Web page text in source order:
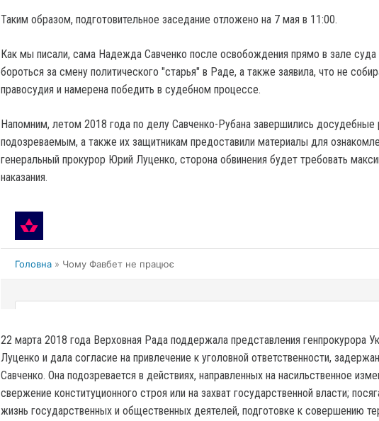
Таким образом, подготовительное заседание отложено на 7 мая в 11:00.
Как мы писали, сама Надежда Савченко после освобождения прямо в зале
бороться за смену политического "старья" в Раде, а также заявила, что не
правосудия и намерена победить в судебном процессе.
Напомним, летом 2018 года по делу Савченко-Рубана завершились досудебные
подозреваемым, а также их защитникам предоставили материалы для
генеральный прокурор Юрий Луценко, сторона обвинения будет требовать
наказания.
22 марта 2018 года Верховная Рада поддержала представления генпрокурора
Луценко и дала согласие на привлечение к уголовной ответственности,
Савченко. Она подозревается в действиях, направленных на насильственное
свержение конституционного строя или на захват государственной власти;
жизнь государственных и общественных деятелей, подготовке к совершению